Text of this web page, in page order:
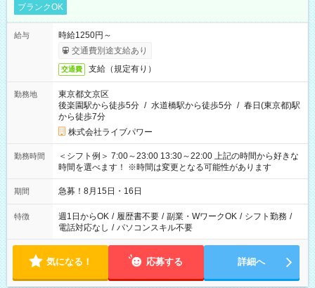
ブランクOK
給与
時給1250円～
交通費別途支給あり
交通費 支給（規定有り）
勤務地
東京都文京区
後楽園駅から徒歩5分 / 水道橋駅から徒歩5分 / 春日(東京都)駅
から徒歩7分
株式会社ライブパワー
勤務時間
＜シフト例＞ 7:00～23:00 13:30～22:00 上記の時間から好きな
時間を選べます！ ※時間は変更となる可能性があります
期間 急募！8月15日・16日
特徴 週1日からOK / 履歴書不要 / 副業・WワークOK / シフト勤務 /
電話対応なし / パソコンスキル不要
気になる！ 応募する 詳細へ